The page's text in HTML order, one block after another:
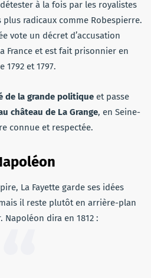
à la fois par les royalistes
radicaux comme Robespierre.
vote un décret d’accusation
France et est fait prisonnier en
et 1797.
de la grande politique et passe
château de La Grange, en Seine-
connue et respectée.
La Fayette garde ses idées
il reste plutôt en arrière-plan
dira en 1812 :